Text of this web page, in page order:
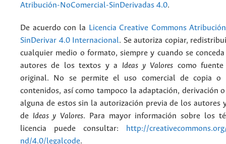
Atribución-NoComercial-SinDerivadas 4.0.
De acuerdo con la Licencia Creative Commons
SinDerivar 4.0 Internacional. Se autoriza copiar,
cualquier medio o formato, siempre y cuando se
autores de los textos y a Ideas y Valores como
original. No se permite el uso comercial de copia o
contenidos, así como tampoco la adaptación, derivación
alguna de estos sin la autorización previa de los autores
de Ideas y Valores. Para mayor información sobre los
licencia puede consultar:
http://
nd/4.0/legalcode.